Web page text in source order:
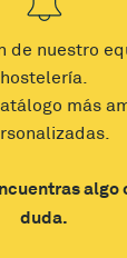
de nuestro
hostelería.
más
algo
duda.